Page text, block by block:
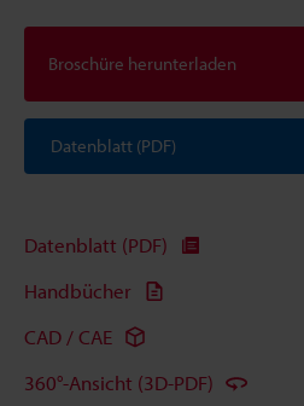
Broschüre herunterladen
Datenblatt (PDF)
Datenblatt (PDF)
Handbücher
CAD / CAE
360°-Ansicht (3D-PDF)